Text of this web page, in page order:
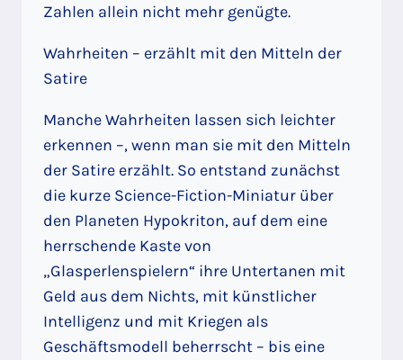
Zahlen allein nicht mehr genügte.
Wahrheiten – erzählt mit den Mitteln der
Satire
Manche Wahrheiten lassen sich leichter
erkennen –, wenn man sie mit den Mitteln
der Satire erzählt. So entstand zunächst
die kurze Science-Fiction-Miniatur über
den Planeten Hypokriton, auf dem eine
herrschende Kaste von
„Glasperlenspielern“ ihre Untertanen mit
Geld aus dem Nichts, mit künstlicher
Intelligenz und mit Kriegen als
Geschäftsmodell beherrscht – bis eine